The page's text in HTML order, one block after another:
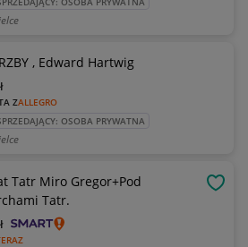
, Edward Hartwig
ZALLEGRO
OSOBA PRYWATNA
Tatr Miro Gregor+Pod
Tatr.